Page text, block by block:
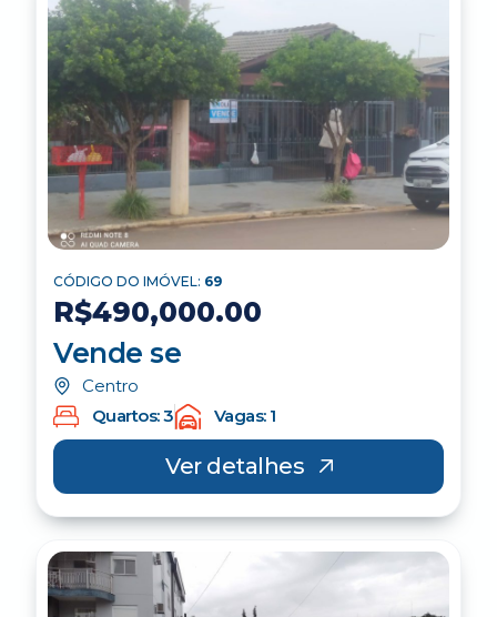
CÓDIGO DO IMÓVEL: 69
R$490,000.00
Vende se
Centro
Quartos: 3
Vagas: 1
Ver detalhes